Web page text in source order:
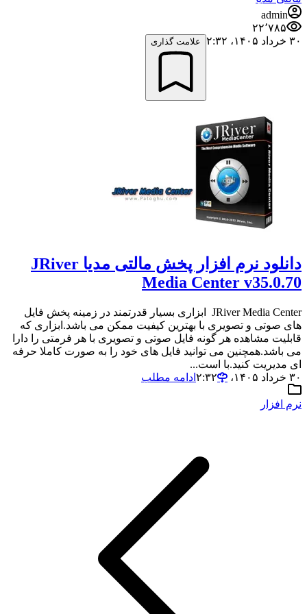
admin
۲۲٬۷۸۵
۳۰ خرداد ۱۴۰۵،‏ ۲:۳۲
علامت گذاری
دانلود نرم افزار پخش مالتی مدیا JRiver
Media Center v35.0.70
JRiver Media Center ابزاری بسیار قدرتمند در زمینه پخش فایل
های صوتی و تصویری با بهترین کیفیت ممکن می باشد.ابزاری که
قابلیت مشاهده هر گونه فایل صوتی و تصویری با هر فرمتی را دارا
می باشد.همچنین می توانید فایل های خود را به صورت کاملا حرفه
ای مدیریت کنید.با است...
۳۰ خرداد ۱۴۰۵،‏ ۲:۳۲
ادامه مطلب
نرم افزار